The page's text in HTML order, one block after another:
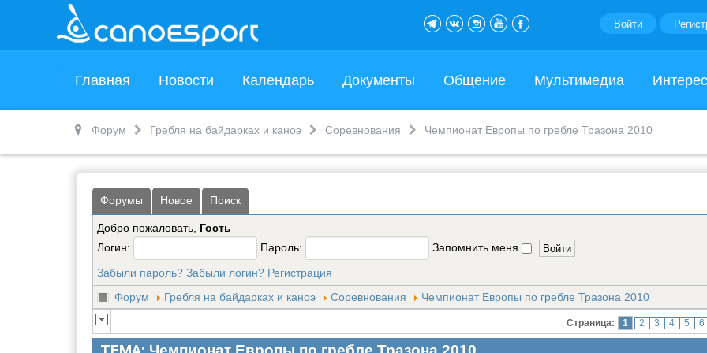
Войти
Главная Новости Календарь Документы Общение Мультимедиа
Форум Гребля на байдарках и каноэ Соревнования Чемпионат Европы по гребле Тразона 2010
Форумы Новое Поиск
Добро пожаловать, Гость
Логин:
Пароль: Запомнить меня
Забыли пароль? Забыли логин? Регистрация
Форум
Гребля на байдарках и каноэ Соревнования Чемпионат Европы по гребле Тразона 2010
Страница: 1 2 3 4 5 6